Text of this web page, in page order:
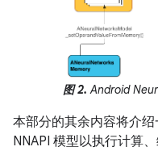
图 2. Android
本部分的其余内容将介
NNAPI 模型以执行计算